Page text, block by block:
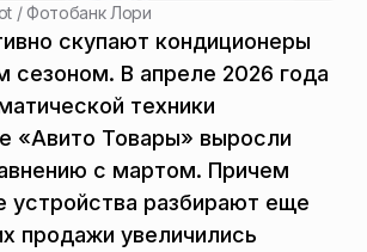
/ Фотобанк Лори
скупают кондиционеры
сезоном. В апреле 2026 года
техники
«Авито Товары» выросли
с мартом. Причем
устройства разбирают еще
продажи увеличились